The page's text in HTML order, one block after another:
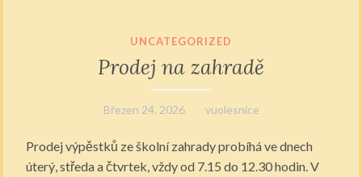
UNCATEGORIZED
Prodej na zahradě
Březen 24, 2026 vuolesnice
Prodej výpěstků ze školní zahrady probíhá ve dnech
úterý, středa a čtvrtek, vždy od 7.15 do 12.30 hodin. V